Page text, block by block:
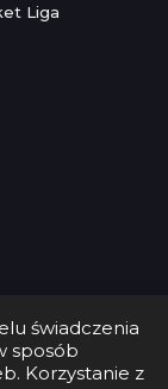
świadczenia
sposób
Korzystanie z
Liga